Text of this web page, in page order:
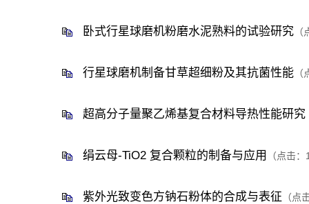
卧式行星球磨机粉磨水泥熟料的试验研究
行星球磨机制备甘草超细粉及其抗菌性能
超高分子量聚乙烯基复合材料导热性能研究
绢云母-TiO2 复合颗粒的制备与应用 （点击：
紫外光致变色方钠石粉体的合成与表征 （点